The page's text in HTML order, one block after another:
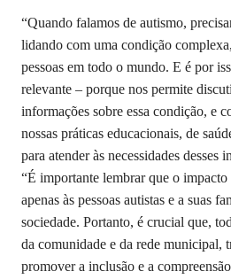
“Quando falamos de autismo,
lidando com uma condição
pessoas em todo o mundo. E é por
relevante – porque nos permite
informações sobre essa condição, e
nossas práticas educacionais, de
para atender às necessidades desses
“É importante lembrar que o
apenas às pessoas autistas e a suas
sociedade. Portanto, é crucial que,
da comunidade e da rede municipal,
promover a inclusão e a